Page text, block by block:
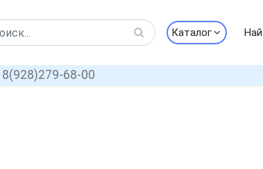
Каталог
8(928)279-68-00